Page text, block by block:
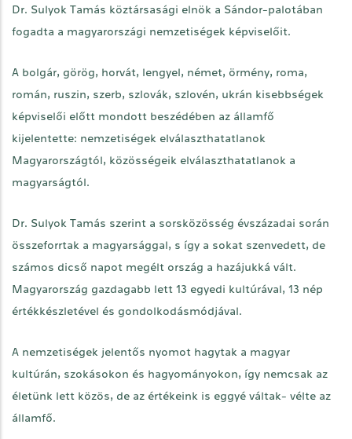
Dr. Sulyok Tamás köztársasági elnök a Sándor-palotában
fogadta a magyarországi nemzetiségek képviselőit.
A bolgár, görög, horvát, lengyel, német, örmény, roma,
román, ruszin, szerb, szlovák, szlovén, ukrán kisebbségek
képviselői előtt mondott beszédében az államfő
kijelentette: nemzetiségek elválaszthatatlanok
Magyarországtól, közösségeik elválaszthatatlanok a
magyarságtól.
Dr. Sulyok Tamás szerint a sorsközösség évszázadai során
összeforrtak a magyarsággal, s így a sokat szenvedett, de
számos dicső napot megélt ország a hazájukká vált.
Magyarország gazdagabb lett 13 egyedi kultúrával, 13 nép
értékkészletével és gondolkodásmódjával.
A nemzetiségek jelentős nyomot hagytak a magyar
kultúrán, szokásokon és hagyományokon, így nemcsak az
életünk lett közös, de az értékeink is eggyé váltak- vélte az
államfő.